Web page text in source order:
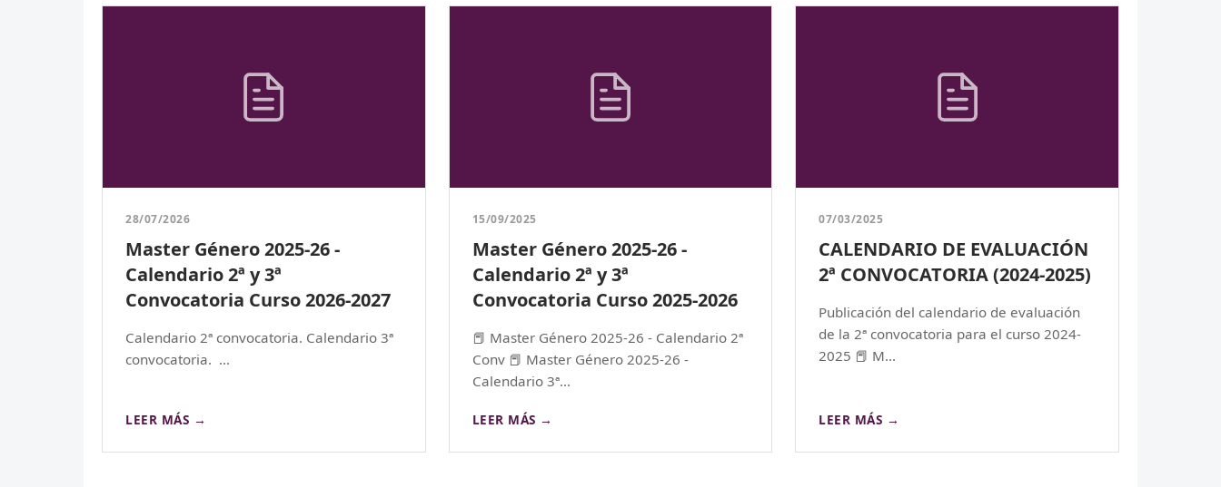
28/07/2026
Master Género 2025-26 -
Calendario 2ª y 3ª
Convocatoria Curso 2026-2027
Calendario 2ª convocatoria. Calendario 3ª
convocatoria. ...
LEER MÁS →
15/09/2025
Master Género 2025-26 -
Calendario 2ª y 3ª
Convocatoria Curso 2025-2026
📕 Master Género 2025-26 - Calendario 2ª
Conv 📕 Master Género 2025-26 -
Calendario 3ª...
LEER MÁS →
07/03/2025
CALENDARIO DE EVALUACIÓN
2ª CONVOCATORIA (2024-2025)
Publicación del calendario de evaluación
de la 2ª convocatoria para el curso 2024-
2025 📕 M...
LEER MÁS →